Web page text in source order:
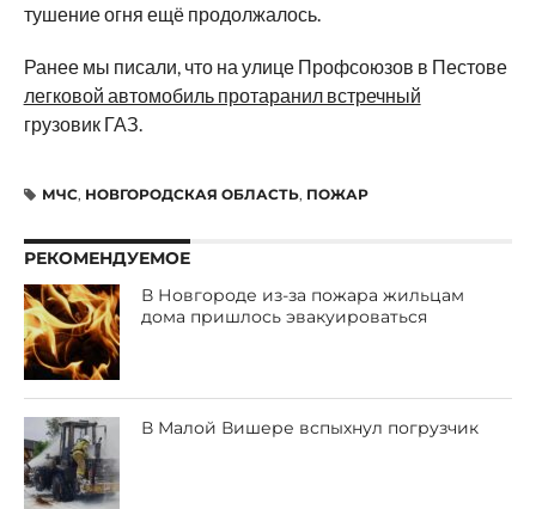
тушение огня ещё продолжалось.
Ранее мы писали, что на улице Профсоюзов в Пестове
легковой автомобиль протаранил встречный
грузовик ГАЗ.
МЧС, НОВГОРОДСКАЯ ОБЛАСТЬ, ПОЖАР
РЕКОМЕНДУЕМОЕ
В Новгороде из-за пожара жильцам
дома пришлось эвакуироваться
В Малой Вишере вспыхнул погрузчик